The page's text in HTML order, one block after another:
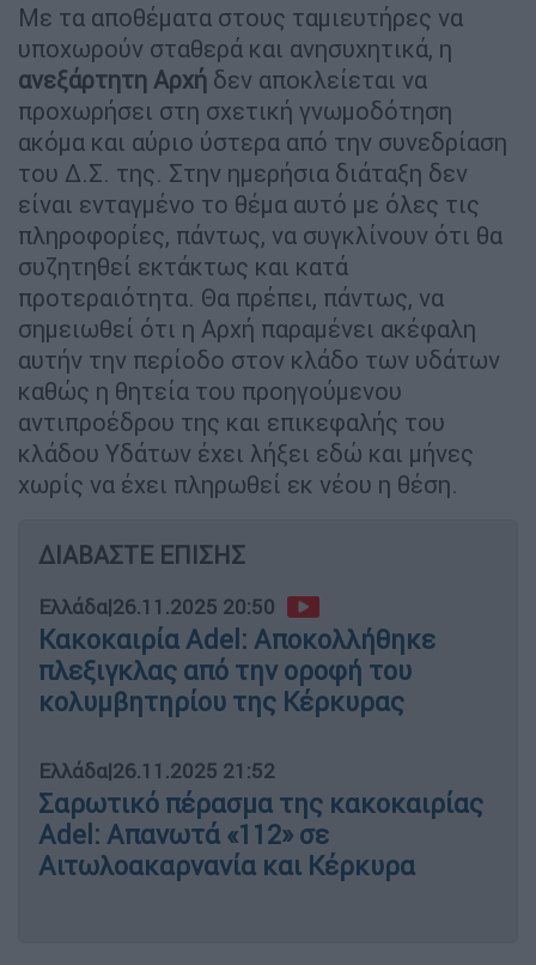
Με τα αποθέματα στους ταμιευτήρες να
υποχωρούν σταθερά και ανησυχητικά, η
ανεξάρτητη Αρχή δεν αποκλείεται να
προχωρήσει στη σχετική γνωμοδότηση
ακόμα και αύριο ύστερα από την συνεδρίαση
του Δ.Σ. της. Στην ημερήσια διάταξη δεν
είναι ενταγμένο το θέμα αυτό με όλες τις
πληροφορίες, πάντως, να συγκλίνουν ότι θα
συζητηθεί εκτάκτως και κατά
προτεραιότητα. Θα πρέπει, πάντως, να
σημειωθεί ότι η Αρχή παραμένει ακέφαλη
αυτήν την περίοδο στον κλάδο των υδάτων
καθώς η θητεία του προηγούμενου
αντιπροέδρου της και επικεφαλής του
κλάδου Υδάτων έχει λήξει εδώ και μήνες
χωρίς να έχει πληρωθεί εκ νέου η θέση.
ΔΙΑΒΑΣΤΕ ΕΠΙΣΗΣ
Ελλάδα|26.11.2025 20:50
Κακοκαιρία Adel: Αποκολλήθηκε
πλεξιγκλας από την οροφή του
κολυμβητηρίου της Κέρκυρας
Ελλάδα|26.11.2025 21:52
Σαρωτικό πέρασμα της κακοκαιρίας
Adel: Απανωτά «112» σε
Αιτωλοακαρνανία και Κέρκυρα